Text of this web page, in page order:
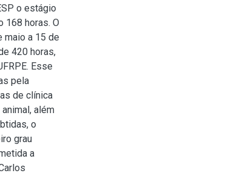
o estágio
168 horas. O
maio a 15 de
420 horas,
Esse
pela
de clínica
além
o
grau
a